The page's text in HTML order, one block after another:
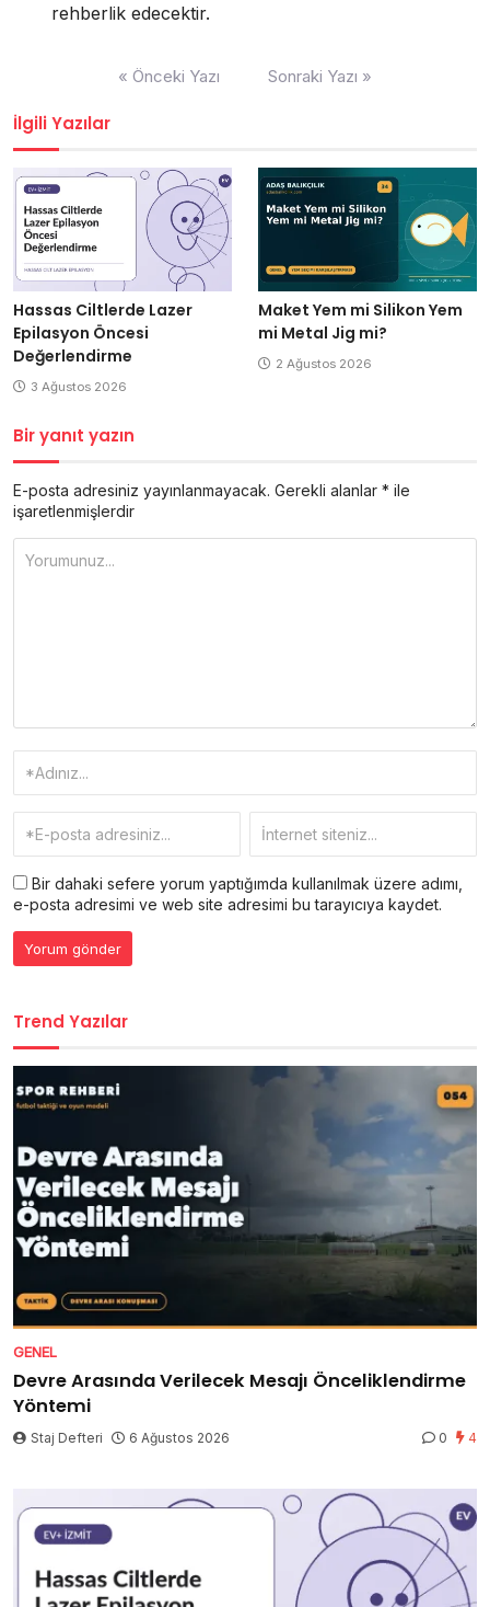
rehberlik edecektir.
« Önceki Yazı Sonraki Yazı »
İlgili Yazılar
Hassas Ciltlerde Lazer
Epilasyon Öncesi
Değerlendirme
3 Ağustos 2026
Maket Yem mi Silikon Yem
mi Metal Jig mi?
2 Ağustos 2026
Bir yanıt yazın
E-posta adresiniz yayınlanmayacak. Gerekli alanlar * ile
işaretlenmişlerdir
Bir dahaki sefere yorum yaptığımda kullanılmak üzere adımı,
e-posta adresimi ve web site adresimi bu tarayıcıya kaydet.
Trend Yazılar
GENEL
Devre Arasında Verilecek Mesajı Önceliklendirme
Yöntemi
Staj Defteri 6 Ağustos 2026 0 4